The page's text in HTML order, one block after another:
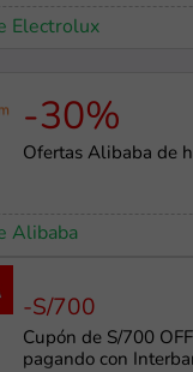
Electrolux
-30%
Ofertas Alibaba de
Alibaba
-S/700
Cupón de S/700
pagando con